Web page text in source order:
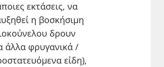
εκτάσεις, να
η βοσκήσιμη
δρουν
άλλα φρυγανικά /
είδη),